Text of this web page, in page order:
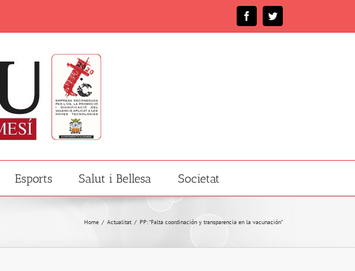
FacebookTwitter
Esports Salut i Bellesa Societat
Home / Actualitat / PP: “Falta coordinación y transparencia en la vacunación”